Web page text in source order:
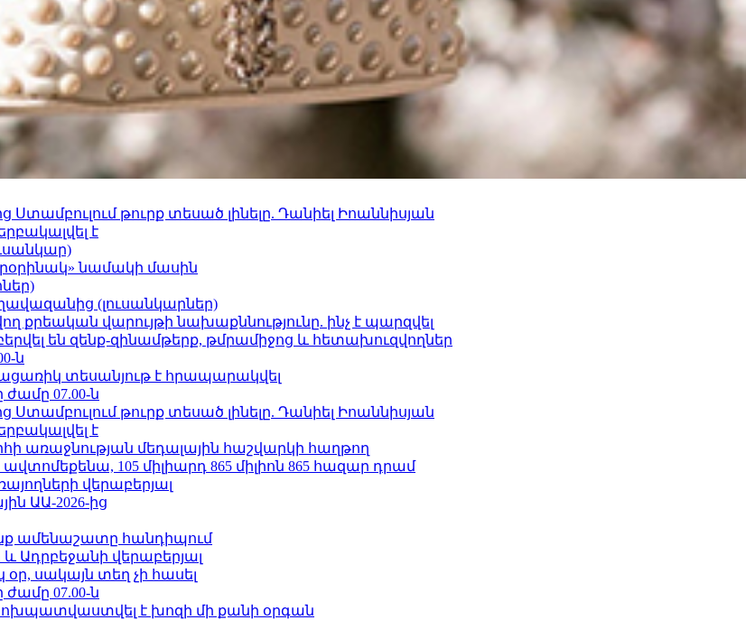
թուրք տեսած լինելը. Դանիել Իոաննիսյան
է
նամակի մասին
(լուսանկարներ)
քրեական վարույթի նախաքննությունը. ինչ է պարզվել
են զենք-զինամթերք, թմրամիջոց և հետախուզվողներ
ն
տեսանյութ է հրապարակվել
ժամը 07.00-ն
թուրք տեսած լինելը. Դանիել Իոաննիսյան
է
մեդալային հաշվարկի հաղթող
105 միլիարդ 865 միլիոն 865 հազար դրամ
վերաբերյալ
ԱԱ-2026-ից
ամենաշատը հանդիպում
Ադրբեջանի վերաբերյալ
սակայն տեղ չի հասել
ժամը 07.00-ն
է խոզի մի քանի օրգան